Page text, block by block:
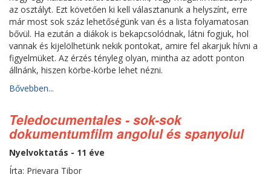
az osztályt. Ezt követően ki kell választanunk a helyszínt, erre
már most sok száz lehetőségünk van és a lista folyamatosan
bővül. Ha ezután a diákok is bekapcsolódnak, látni fogjuk, hol
vannak és kijelölhetünk nekik pontokat, amire fel akarjuk hívni a
figyelmüket. Az érzés tényleg olyan, mintha az adott ponton
állnánk, hiszen körbe-körbe lehet nézni.
Bővebben...
Teledocumentales - sok-sok
dokumentumfilm angolul és spanyolul
Nyelvoktatás - 11 éve
Írta: Prievara Tibor